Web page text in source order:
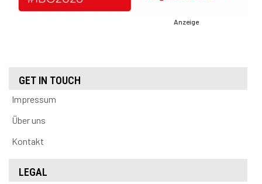
Anzeige
GET IN TOUCH
Impressum
Über uns
Kontakt
LEGAL